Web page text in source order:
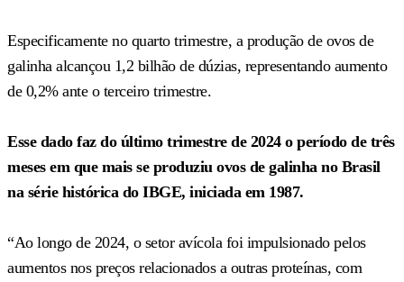
Especificamente no quarto trimestre, a produção de ovos de
galinha alcançou 1,2 bilhão de dúzias, representando aumento
de 0,2% ante o terceiro trimestre.
Esse dado faz do último trimestre de 2024 o período de três
meses em que mais se produziu ovos de galinha no Brasil
na série histórica do IBGE, iniciada em 1987.
“Ao longo de 2024, o setor avícola foi impulsionado pelos
aumentos nos preços relacionados a outras proteínas, com